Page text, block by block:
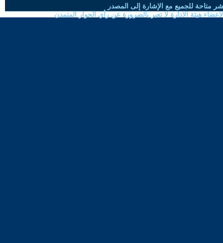
متاحة للجميع مع الإشارة إلى المصدر
هيئة الادارة لا تعبر بالضرورة عن رأي الحوار المتمدن